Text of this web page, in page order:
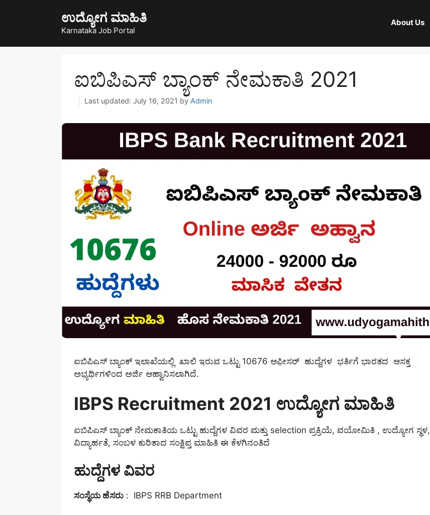
ಉದ್ಯೋಗ ಮಾಹಿತಿ
Karnataka Job Portal
About Us
ಐಬಿಪಿಎಸ್ ಬ್ಯಾಂಕ್ ನೇಮಕಾತಿ 2021
July 16, 2021 by Admin
ಐಬಿಪಿಎಸ್ ಬ್ಯಾಂಕ್ ಇಲಾಖೆಯಲ್ಲಿ ಖಾಲಿ ಇರುವ ಒಟ್ಟು 10676 ಆಫೀಸರ್ ಹುದ್ದೆಗಳ ಭರ್ತಿಗೆ ಭಾರತದ ಆಸಕ್ತ
ಅಭ್ಯರ್ಥಿಗಳಿಂದ ಅರ್ಜಿ ಆಹ್ವಾನಿಸಲಾಗಿದೆ.
IBPS Recruitment 2021 ಉದ್ಯೋಗ ಮಾಹಿತಿ
ಐಬಿಪಿಎಸ್ ಬ್ಯಾಂಕ್ ನೇಮಕಾತಿಯ ಒಟ್ಟು ಹುದ್ದೆಗಳ ವಿವರ ಮತ್ತು selection ಪ್ರಕ್ರಿಯೆ, ವಯೋಮಿತಿ , ಉದ್ಯೋಗ ಸ್ಥಳ,
ವಿದ್ಯಾರ್ಹತೆ, ಸಂಬಳ ಕುರಿತಾದ ಸಂಕ್ಷಿಪ್ತ ಮಾಹಿತಿ ಈ ಕೆಳಗಿನಂತಿದೆ
ಹುದ್ದೆಗಳ ವಿವರ
ಸಂಸ್ಥೆಯ ಹೆಸರು : IBPS RRB Department